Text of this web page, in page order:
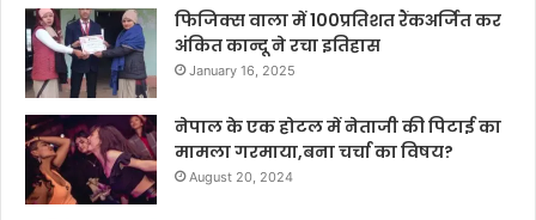
फिजिक्स वाला में 100प्रतिशत रैंकअर्जित कर
अंकित कान्दू ने रचा इतिहास
January 16, 2025
नेपाल के एक होटल में नेताजी की पिटाई का
मामला गरमाया,बना चर्चा का विषय?
August 20, 2024